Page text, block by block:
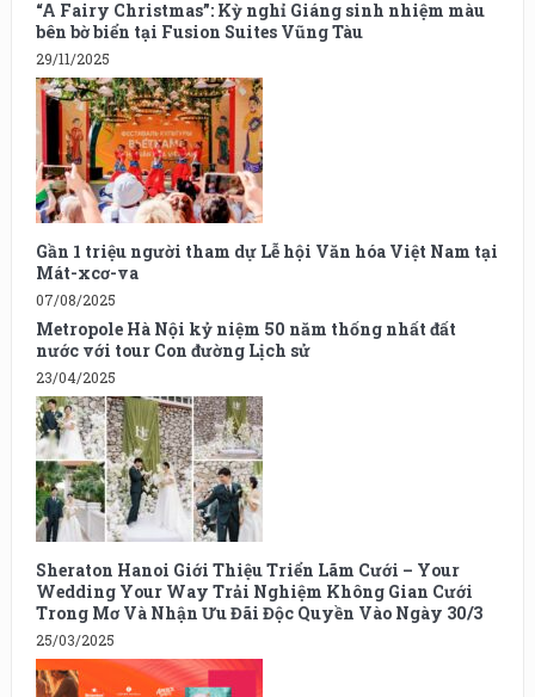
“A Fairy Christmas”: Kỳ nghỉ Giáng sinh nhiệm màu
bên bờ biển tại Fusion Suites Vũng Tàu
29/11/2025
Gần 1 triệu người tham dự Lễ hội Văn hóa Việt Nam tại
Mát-xcơ-va
07/08/2025
Metropole Hà Nội kỷ niệm 50 năm thống nhất đất
nước với tour Con đường Lịch sử
23/04/2025
Sheraton Hanoi Giới Thiệu Triển Lãm Cưới – Your
Wedding Your Way Trải Nghiệm Không Gian Cưới
Trong Mơ Và Nhận Ưu Đãi Độc Quyền Vào Ngày 30/3
25/03/2025